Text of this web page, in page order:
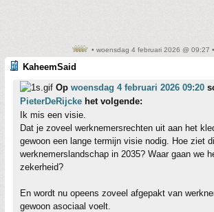
• woensdag 4 februari 2026 @ 09:27
KaheemSaid
Op woensdag 4 februari 2026 09:20
PieterDeRijcke het volgende:
Ik mis een visie.
Dat je zoveel werknemersrechten uit aan het
gewoon een lange termijn visie nodig. Hoe ziet
werknemerslandschap in 2035? Waar gaan we
zekerheid?
En wordt nu opeens zoveel afgepakt van
gewoon asociaal voelt.